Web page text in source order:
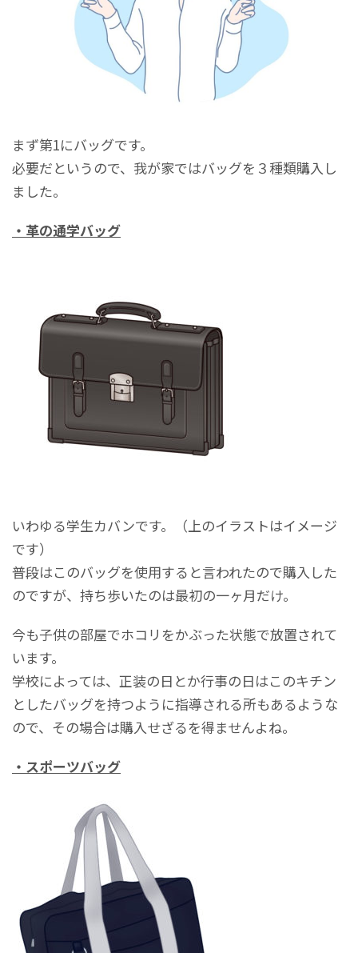
まず第1にバッグです。
必要だというので、我が家ではバッグを３種類購入し
ました。
・革の通学バッグ
いわゆる学生カバンです。（上のイラストはイメージ
です）
普段はこのバッグを使用すると言われたので購入した
のですが、持ち歩いたのは最初の一ヶ月だけ。
今も子供の部屋でホコリをかぶった状態で放置されて
います。
学校によっては、正装の日とか行事の日はこのキチン
としたバッグを持つように指導される所もあるような
ので、その場合は購入せざるを得ませんよね。
・スポーツバッグ